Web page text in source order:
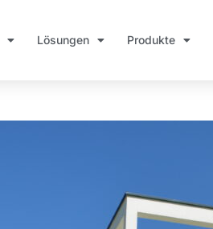
Lösungen Produkte